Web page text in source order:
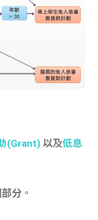
(Grant) 以及低息
分 。